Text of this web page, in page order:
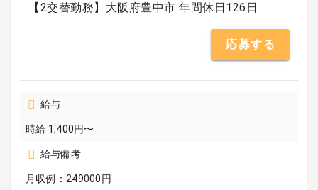
【2交替勤務】大阪府豊中市 年間休日126日
応募する
給与
時給 1,400円〜
給与備考
月収例：249000円